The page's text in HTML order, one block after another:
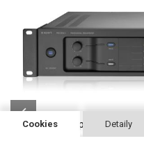
Biamp
Cookies Detaily